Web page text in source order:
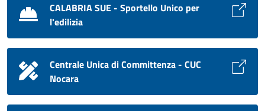
CALABRIA SUE - Sportello Unico per
l'edilizia
Centrale Unica di Committenza - CUC
Nocara